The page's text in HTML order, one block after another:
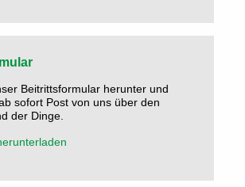
Beitrittsformular herunter und
sofort Post von uns über den
der Dinge.